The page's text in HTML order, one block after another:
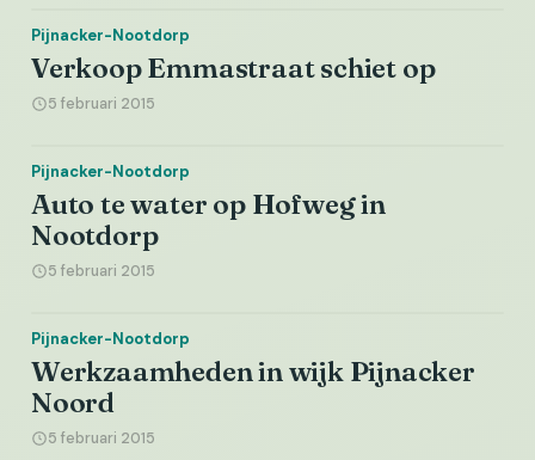
Pijnacker-Nootdorp
Verkoop Emmastraat schiet op
5 februari 2015
Pijnacker-Nootdorp
Auto te water op Hofweg in
Nootdorp
5 februari 2015
Pijnacker-Nootdorp
Werkzaamheden in wijk Pijnacker
Noord
5 februari 2015